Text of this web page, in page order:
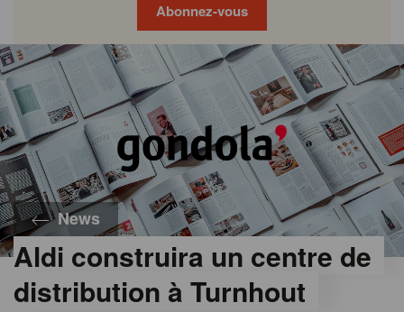
Abonnez-vous
News
Aldi construira un centre de
distribution à Turnhout
Gondola
academy
Gondola
society